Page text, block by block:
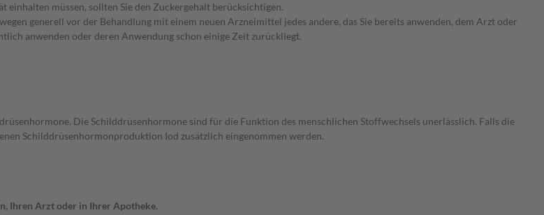
müssen, sollten Sie den Zuckergehalt berücksichtigen.
generell vor der Behandlung mit einem neuen Arzneimittel jedes andere, das Sie bereits anwenden, dem Arzt oder
anwenden oder deren Anwendung schon einige Zeit zurückliegt.
Die Schilddrüsenhormone sind für die Funktion des menschlichen Stoffwechsels unerlässlich. Falls die
Schilddrüsenhormonproduktion Iod zusätzlich eingenommen werden.
Ihren Arzt oder in Ihrer Apotheke.